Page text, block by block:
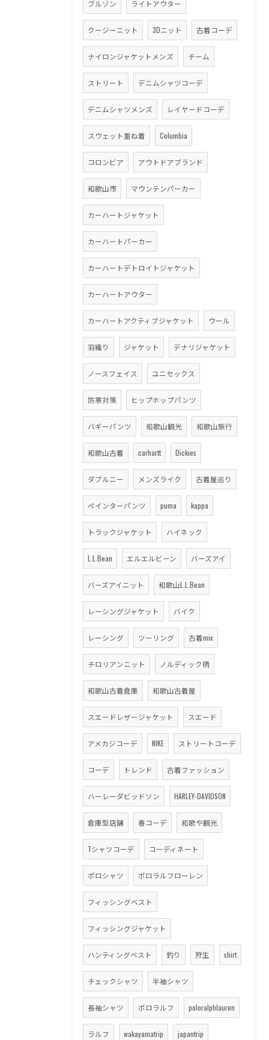
ブルゾン ライトアウター
クージーニット 3Dニット 古着コーデ
ナイロンジャケットメンズ チーム
ストリート デニムシャツコーデ
デニムシャツメンズ レイヤードコーデ
スウェット重ね着 Columbia
コロンビア アウトドアブランド
和歌山市 マウンテンパーカー
カーハートジャケット
カーハートパーカー
カーハートデトロイトジャケット
カーハートアウター
カーハートアクティブジャケット ウール
羽織り ジャケット デナリジャケット
ノースフェイス ユニセックス
防寒対策 ヒップホップパンツ
バギーパンツ 和歌山観光 和歌山旅行
和歌山古着 carhartt Dickies
ダブルニー メンズライク 古着屋巡り
ペインターパンツ puma kappa
トラックジャケット ハイネック
L.L.Bean エルエルビーン バーズアイ
バーズアイニット 和歌山L.L.Bean
レーシングジャケット バイク
レーシング ツーリング 古着mix
チロリアンニット ノルディック柄
和歌山古着倉庫 和歌山古着屋
スエードレザージャケット スエード
アメカジコーデ NIKE ストリートコーデ
コーデ トレンド 古着ファッション
ハーレーダビッドソン HARLEY-DAVIDSON
倉庫型店舗 春コーデ 和歌や観光
Tシャツコーデ コーディネート
ポロシャツ ポロラルフローレン
フィッシングベスト
フィッシングジャケット
ハンティングベスト 釣り 狩生 shirt
チェックシャツ 半袖シャツ
長袖シャツ ポロラルフ poloralphlauren
ラルフ wakayamatrip japantrip